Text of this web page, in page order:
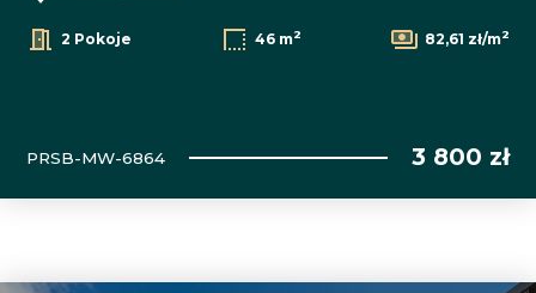
2 Pokoje 46 m2 82,61 zł/m2
PRSB-MW-6864 3 800 zł